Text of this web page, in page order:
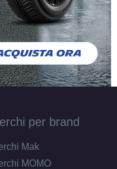
per brand
Mak
MOMO